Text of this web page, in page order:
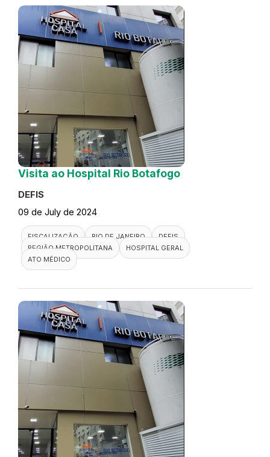
Visita ao Hospital Rio Botafogo
DEFIS
09 de July de 2024
FISCALIZAÇÃO RIO DE JANEIRO
DEFIS
REGIÃO METROPOLITANA
HOSPITAL GERAL
ATO MÉDICO